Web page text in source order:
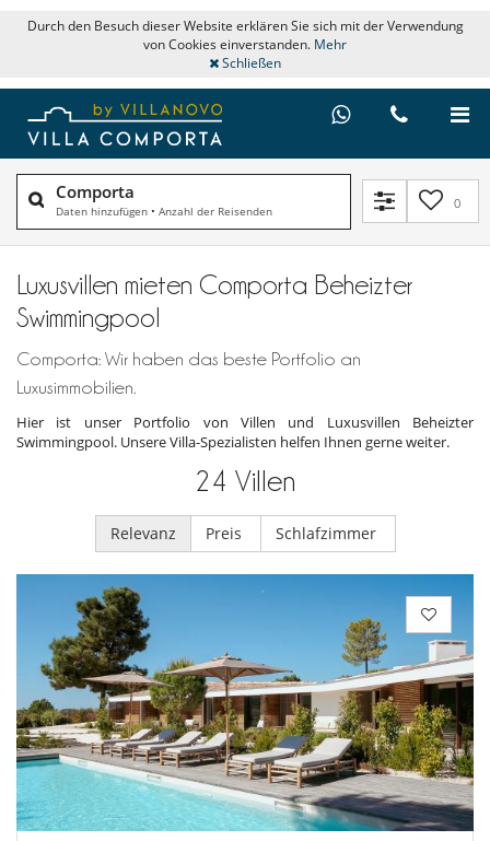
Durch den Besuch dieser Website erklären Sie sich mit der Verwendung
von Cookies einverstanden. Mehr
Schließen
Comporta
Daten hinzufügen • Anzahl der Reisenden 0
Luxusvillen mieten Comporta Beheizter
Swimmingpool
Comporta: Wir haben das beste Portfolio an
Luxusimmobilien.
Hier ist unser Portfolio von Villen und Luxusvillen Beheizter
Swimmingpool. Unsere Villa-Spezialisten helfen Ihnen gerne weiter.
24 Villen
Relevanz Preis Schlafzimmer